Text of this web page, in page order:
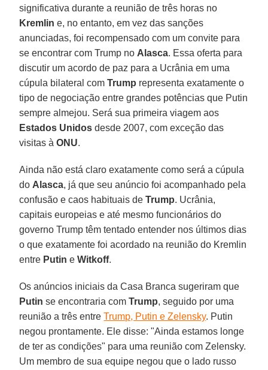
significativa durante a reunião de três horas no
Kremlin e, no entanto, em vez das sanções
anunciadas, foi recompensado com um convite para
se encontrar com Trump no Alasca. Essa oferta para
discutir um acordo de paz para a Ucrânia em uma
cúpula bilateral comTrump representa exatamente o
tipo de negociação entre grandes potências que Putin
sempre almejou. Será sua primeira viagem aos
Estados Unidos desde 2007, com exceção das
visitas àONU.
Ainda não está claro exatamente como será a cúpula
do Alasca, já que seu anúncio foi acompanhado pela
confusão e caos habituais deTrump. Ucrânia,
capitais europeias e até mesmo funcionários do
governo Trump têm tentado entender nos últimos dias
o que exatamente foi acordado na reunião do Kremlin
entre Putin eWitkoff.
Os anúncios iniciais da Casa Branca sugeriram que
Putin se encontraria comTrump, seguido por uma
reunião a três entreTrump, Putin e Zelensky. Putin
negou prontamente. Ele disse: "Ainda estamos longe
de ter as condições" para uma reunião com Zelensky.
Um membro de sua equipe negou que o lado russo